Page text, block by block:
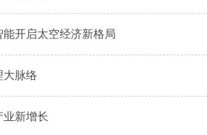
开启太空经济新格局
大脉络
业新增长